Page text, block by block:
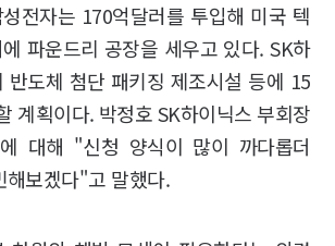
전자는 170억달러를 투입해 미국 텍
파운드리 공장을 세우고 있다. SK하
반도체 첨단 패키징 제조시설 등에 15
계획이다. 박정호 SK하이닉스 부회장
대해 "신청 양식이 많이 까다롭더
보겠다"고 말했다.